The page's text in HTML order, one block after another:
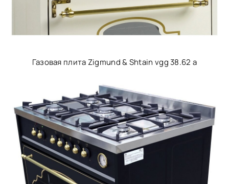
Газовая плита Zigmund & Shtain vgg 38.62 a